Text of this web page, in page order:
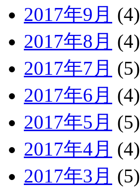
2017年9月 (4)
2017年8月 (4)
2017年7月 (5)
2017年6月 (4)
2017年5月 (5)
2017年4月 (4)
2017年3月 (5)